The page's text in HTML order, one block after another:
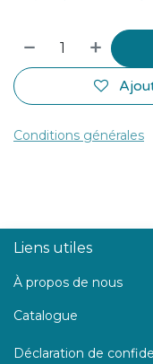
Conditions générales
Liens utiles
À propos de nous
Catalogue
Déclaration de